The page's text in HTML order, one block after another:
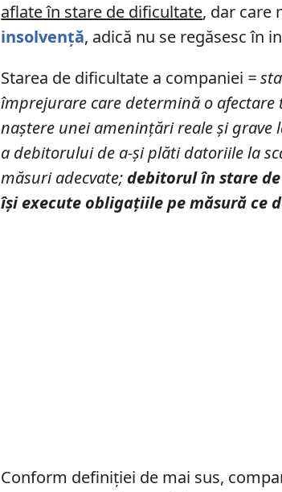
aflate în stare de dificultate, dar care
insolvență, adică nu se regăsesc în
Starea de dificultate a companiei =
împrejurare care determină o
naștere unei amenințări reale și grave
a debitorului de a-și plăti datoriile la
măsuri adecvate; debitorul în stare
își execute obligațiile pe măsură ce
Conform definiției de mai sus,